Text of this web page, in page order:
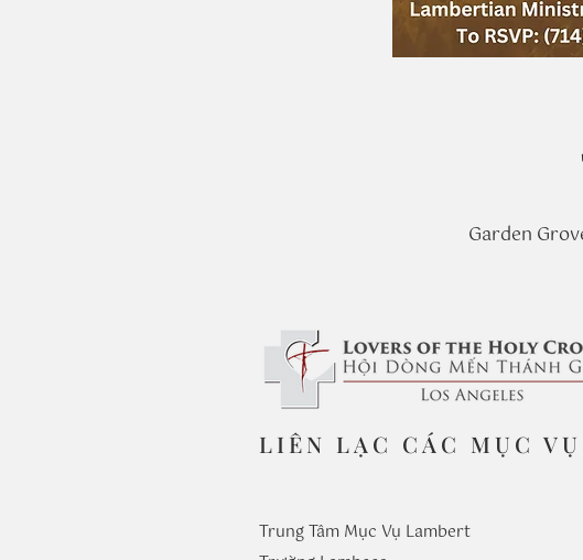
Garden
LIÊN LẠC CÁC MỤC VỤ
Trung Tâm Mục Vụ Lambert